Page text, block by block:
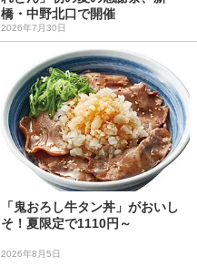
橋・中野北口で開催
2026年7月30日
「鬼おろし牛タン丼」がおいし
そ！夏限定で1110円～
2026年8月5日